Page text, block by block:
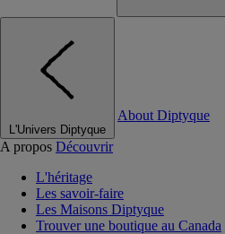
L'Univers Diptyque
About Diptyque
A propos Découvrir
L'héritage
Les savoir-faire
Les Maisons Diptyque
Trouver une boutique au Canada